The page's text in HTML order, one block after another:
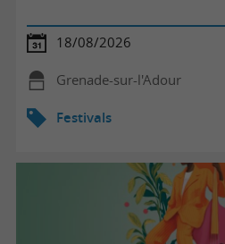
18/08/2026
Grenade-sur-l'Adour
Festivals